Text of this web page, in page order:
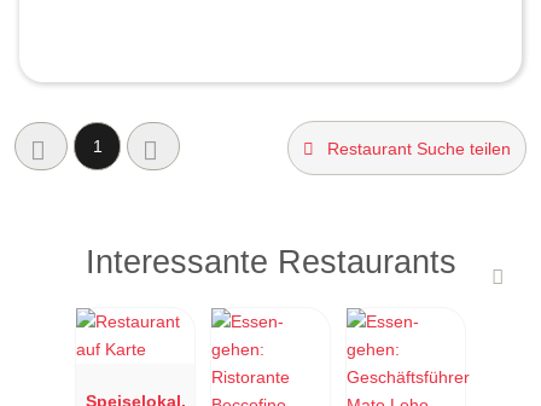
1 Restaurant Suche teilen
Interessante Restaurants
Speiselokal,